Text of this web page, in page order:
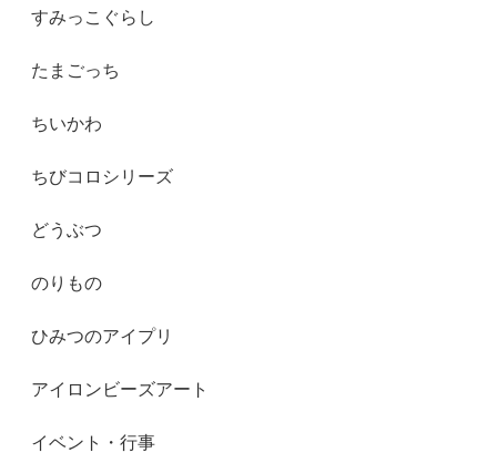
すみっこぐらし
たまごっち
ちいかわ
ちびコロシリーズ
どうぶつ
のりもの
ひみつのアイプリ
アイロンビーズアート
イベント・行事